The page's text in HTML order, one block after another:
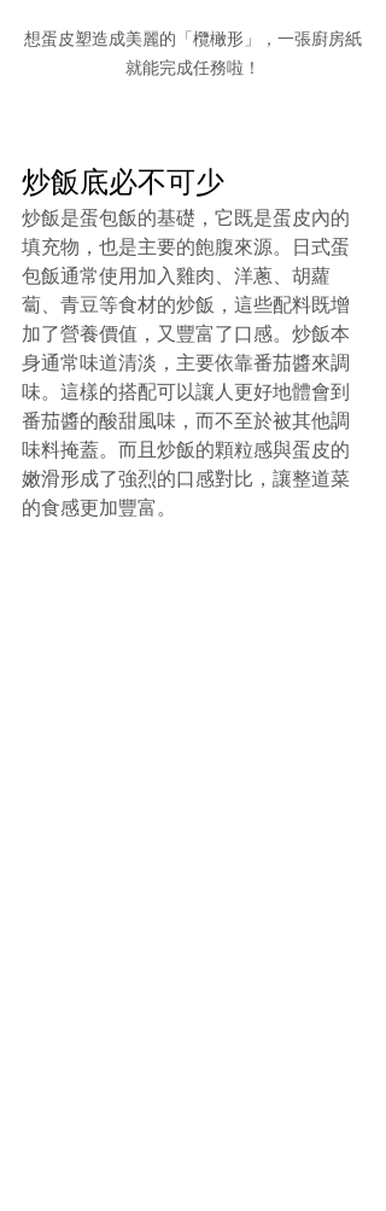
想蛋皮塑造成美麗的「欖橄形」，一張廚房紙
就能完成任務啦！
炒飯底必不可少
炒飯是蛋包飯的基礎，它既是蛋皮內的
填充物，也是主要的飽腹來源。日式蛋
包飯通常使用加入雞肉、洋蔥、胡蘿
蔔、青豆等食材的炒飯，這些配料既增
加了營養價值，又豐富了口感。炒飯本
身通常味道清淡，主要依靠番茄醬來調
味。這樣的搭配可以讓人更好地體會到
番茄醬的酸甜風味，而不至於被其他調
味料掩蓋。而且炒飯的顆粒感與蛋皮的
嫩滑形成了強烈的口感對比，讓整道菜
的食感更加豐富。